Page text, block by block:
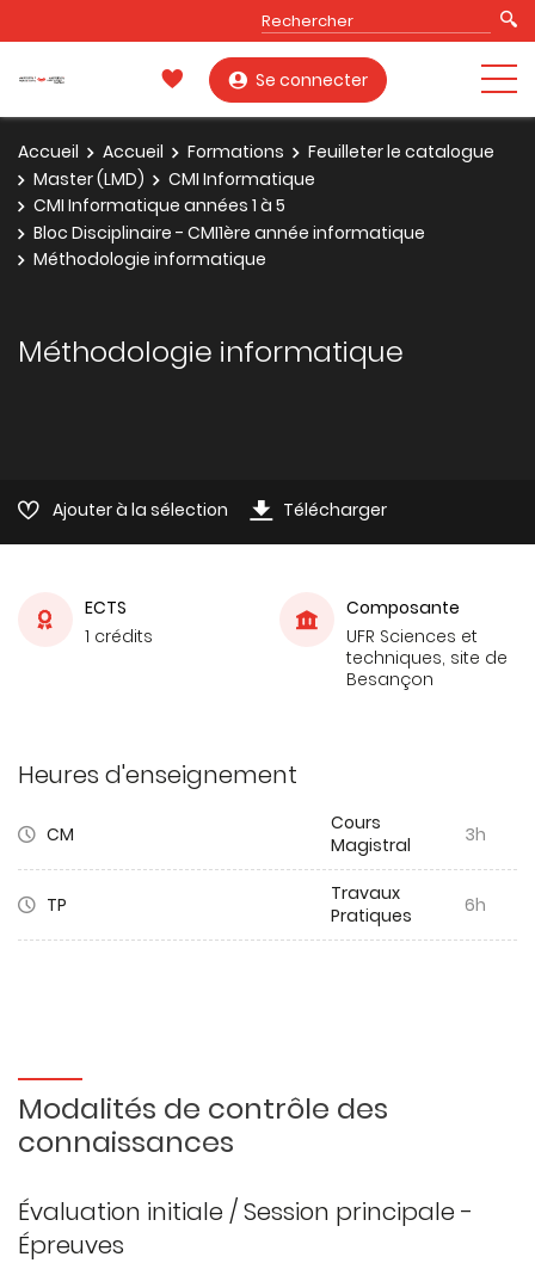
Se connecter
Accueil Accueil Formations
Feuilleter le catalogue
Master (LMD)
CMI Informatique
CMI Informatique années 1 à 5
Bloc Disciplinaire - CMI1ère année informatique
Méthodologie informatique
Méthodologie informatique
Ajouter à la sélection Télécharger
ECTS
1 crédits
Composante
UFR Sciences et
techniques, site de
Besançon
Heures d'enseignement
CM
Cours
Magistral
3h
TP
Travaux
Pratiques
6h
Modalités de contrôle des
connaissances
Évaluation initiale / Session principale -
Épreuves